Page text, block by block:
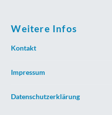
Weitere Infos
Kontakt
Impressum
Datenschutzerklärung